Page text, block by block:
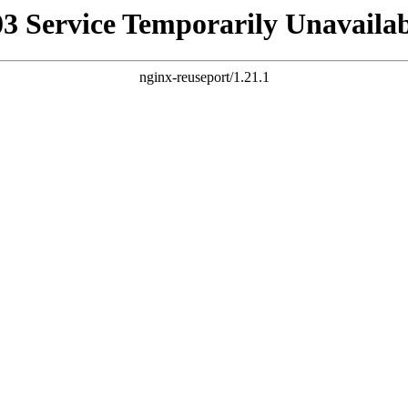
Service Temporarily
nginx-reuseport/1.21.1